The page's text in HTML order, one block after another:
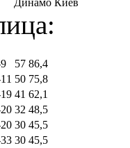
57 86,4
50 75,8
41 62,1
32 48,5
30 45,5
30 45,5